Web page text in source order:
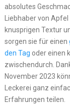
absolutes
Liebhaber von
knusprigen Textur
sorgen sie für einen
den Tag oder einen
zwischendurch.
November 2023
Leckerei ganz
Erfahrungen teilen.